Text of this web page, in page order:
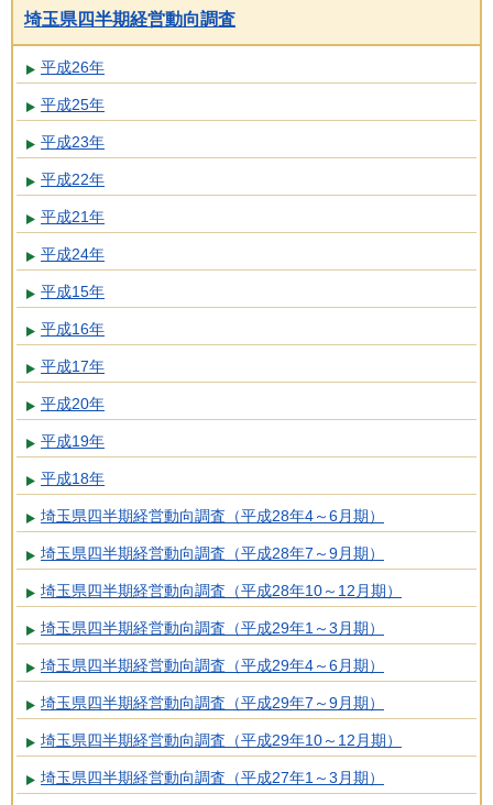
埼玉県四半期経営動向調査
平成26年
平成25年
平成23年
平成22年
平成21年
平成24年
平成15年
平成16年
平成17年
平成20年
平成19年
平成18年
埼玉県四半期経営動向調査（平成28年4～6月期）
埼玉県四半期経営動向調査（平成28年7～9月期）
埼玉県四半期経営動向調査（平成28年10～12月期）
埼玉県四半期経営動向調査（平成29年1～3月期）
埼玉県四半期経営動向調査（平成29年4～6月期）
埼玉県四半期経営動向調査（平成29年7～9月期）
埼玉県四半期経営動向調査（平成29年10～12月期）
埼玉県四半期経営動向調査（平成27年1～3月期）